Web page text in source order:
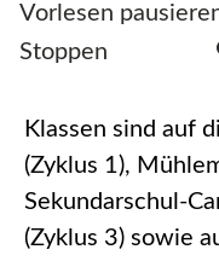
Vorlesen
Stoppen
In Biberist
Klassen sind auf
(Zyklus 1),
Sekundarschul-
(Zyklus 3) sowie